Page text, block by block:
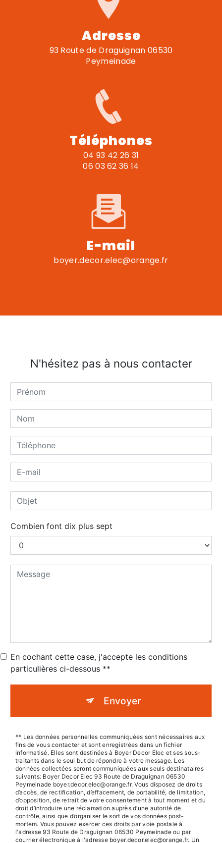
Adresse
93 Route de Draguignan 06530
Peymeinade
Téléphones
04 93 42 26 31
06 03 62 36 14
E-mail
boyer.decor.elec@orange.fr
N'hésitez pas à nous contacter
Combien font dix plus sept
En cochant cette case, j'accepte les conditions
particulières ci-dessous **
Envoyer
** Les données personnelles communiquées sont nécessaires aux
fins de vous contacter et sont enregistrées dans un fichier
informatisé. Elles sont destinées à Boyer Decor Elec et ses sous-
traitants dans le seul but de répondre à votre message. Les
données collectées seront communiquées aux seuls destinataires
suivants: Boyer Decor Elec 93 Route de Draguignan 06530
Peymeinade boyer.decor.elec@orange.fr. Vous disposez de droits
d’accès, de rectification, d’effacement, de portabilité, de limitation,
d’opposition, de retrait de votre consentement à tout moment et du
droit d’introduire une réclamation auprès d’une autorité de
contrôle, ainsi que d’organiser le sort de vos données post-
mortem. Vous pouvez exercer ces droits par voie postale à
l'adresse 93 Route de Draguignan 06530 Peymeinade ou par
courrier électronique à l'adresse boyer.decor.elec@orange.fr. Un